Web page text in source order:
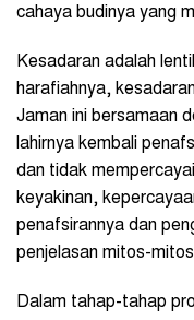
cahaya budinya yang
Kesadaran adalah
harafiahnya,
Jaman ini bersamaan
lahirnya kembali
dan tidak
keyakinan,
penafsirannya dan
penjelasan mitos-
Dalam tahap-tahap